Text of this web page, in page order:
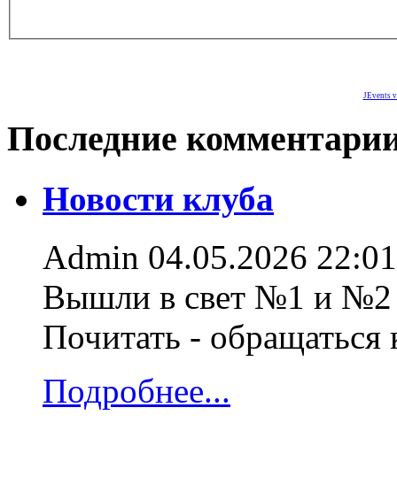
JEvents
Последние
Новости клуба
Admin 04.05.2026 22:01
Вышли в свет №1 и №2
Почитать -
Подробнее...